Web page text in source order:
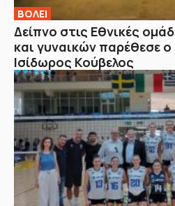
ΒOΛΕΙ
Δείπνο στις Εθνικές
και γυναικών παρέθεσε
Ισίδωρος Κούβελος